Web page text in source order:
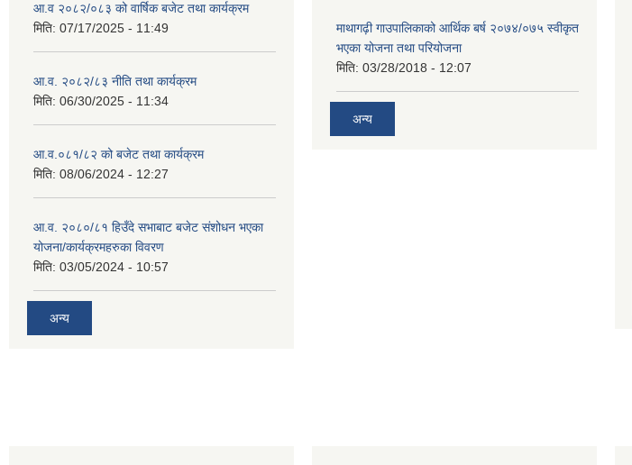
आ.व २०८२/०८३ को वार्षिक बजेट तथा कार्यक्रम
मिति: 07/17/2025 - 11:49
आ.व. २०८२/८३ नीति तथा कार्यक्रम
मिति: 06/30/2025 - 11:34
आ.व.०८१/८२ को बजेट तथा कार्यक्रम
मिति: 08/06/2024 - 12:27
आ.व. २०८०/८१ हिउँदे सभाबाट बजेट संशोधन भएका
योजना/कार्यक्रमहरुका विवरण
मिति: 03/05/2024 - 10:57
अन्य
माथागढ़ी गाउपालिकाको आर्थिक बर्ष २०७४/०७५ स्वीकृत
भएका योजना तथा परियोजना
मिति: 03/28/2018 - 12:07
अन्य